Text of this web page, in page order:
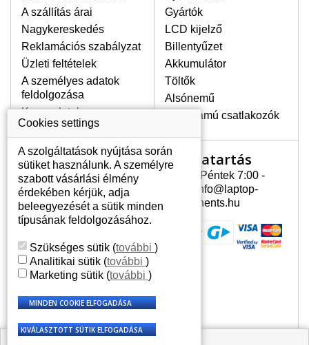
mint pl. széttört vagy megrepedt kijelző.
Továbbá még a függőleges csíkozást,
kijelző sötétségét, villogását vagy
egyenetlen fényességét.
LEGMAGASABB MINŐSÉGŰ
LCD KIJELZŐ!
A raktáron csakis eredeti
jótállás egész ideje alatt a pixelek
hibásodása nélkül, teljesítik az
A+ minőségi kategória igényes
feltételeit.
HOGYAN TUDJA MEGÁLLAPÍTANI
MILYEN KIJELZŐ SZÜKSÉGES A
A kijelzőt a laptop modeljle alapján lehet
kikeresni, amely megjelölés megtalálható
a laptop alulsó részén található címkén
ábrázolva van egy keretben vagy a
billentyűzetnél a vázon is. Abban az
esetben, amennyiben a sérült vagy
A szállítás árai
Nagykereskedés
Reklamációs szabályzat
Üzleti feltételek
A személyes adatok
feldolgozása
Kapcsolatok
Gyártók
LCD kijelző
Billentyűzet
Akkumulátor
Töltők
Alsónemű
Erősáramú csatlakozók
Az Ön számlája
Az Ön számlája
Személyes információk
Címek
Nyitvatartás
Hétfõ - Péntek 7:00 -
15:30 info@laptop-
components.hu
Cookies settings
A szolgáltatások nyújtása során
sütiket használunk. A személyre
szabott vásárlási élmény
érdekében kérjük, adja
beleegyezését a sütik minden
típusának feldolgozásához.
Szükséges sütik (további )
Analitikai sütik (további )
Marketing sütik (további )